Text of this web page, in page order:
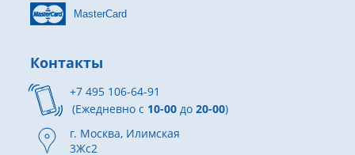
MasterCard
Контакты
+7 495 106-64-91
(Ежедневно с 10-00 до 20-00)
г. Москва, Илимская
3Жс2